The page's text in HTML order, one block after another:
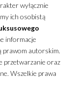
wyłącznie
ich osobistą
informacje
prawom autorskim.
przetwarzanie oraz
Wszelkie prawa